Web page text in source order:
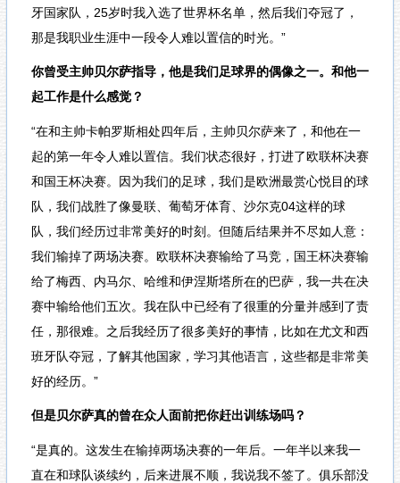
牙国家队，25岁时我入选了世界杯名单，然后我们夺冠了，
那是我职业生涯中一段令人难以置信的时光。”
你曾受主帅贝尔萨指导，他是我们足球界的偶像之一。和他一
起工作是什么感觉？
“在和主帅卡帕罗斯相处四年后，主帅贝尔萨来了，和他在一
起的第一年令人难以置信。我们状态很好，打进了欧联杯决赛
和国王杯决赛。因为我们的足球，我们是欧洲最赏心悦目的球
队，我们战胜了像曼联、葡萄牙体育、沙尔克04这样的球
队，我们经历过非常美好的时刻。但随后结果并不尽如人意：
我们输掉了两场决赛。欧联杯决赛输给了马竞，国王杯决赛输
给了梅西、内马尔、哈维和伊涅斯塔所在的巴萨，我一共在决
赛中输给他们五次。我在队中已经有了很重的分量并感到了责
任，那很难。之后我经历了很多美好的事情，比如在尤文和西
班牙队夺冠，了解其他国家，学习其他语言，这些都是非常美
好的经历。”
但是贝尔萨真的曾在众人面前把你赶出训练场吗？
“是真的。这发生在输掉两场决赛的一年后。一年半以来我一
直在和球队谈续约，后来进展不顺，我说我不签了。俱乐部没